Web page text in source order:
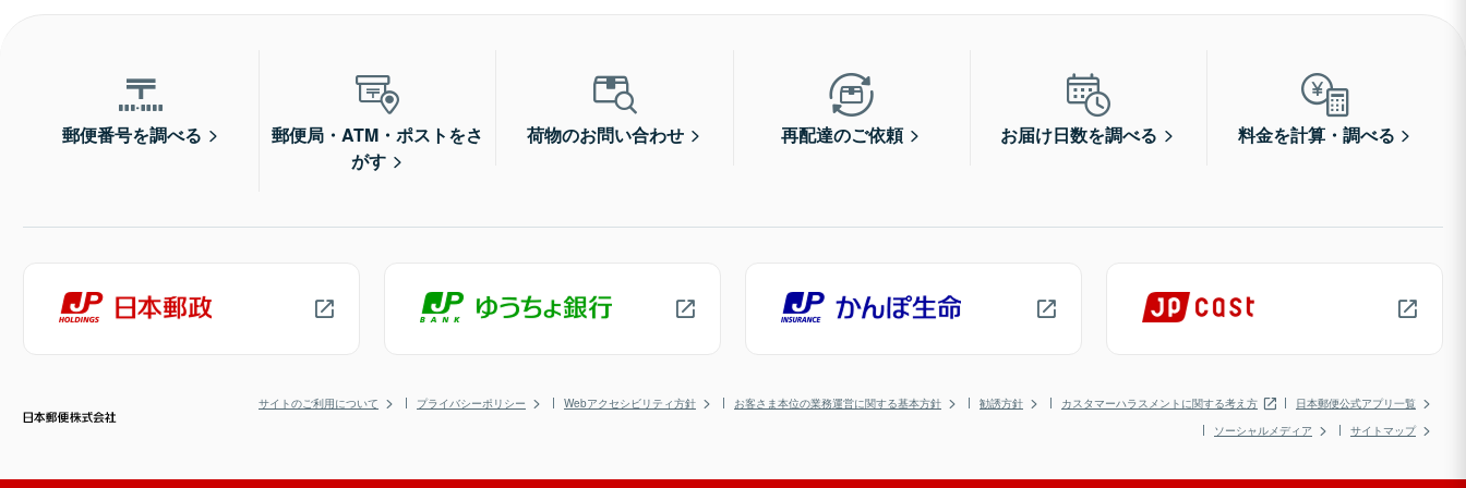
郵便番号を調べる
郵便局・ATM・ポストをさ
がす
荷物のお問い合わせ 再配達のご依頼 お届け日数を調べる 料金を計算・調べる
サイトのご利用について プライバシーポリシー Webアクセシビリティ方針 お客さま本位の業務運営に関する基本方針 勧誘方針 カスタマーハラスメントに関する考え方
日本郵便公式アプリ一覧
ソーシャルメディア
サイトマップ